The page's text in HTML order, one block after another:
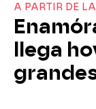
A PARTIR DE
llega